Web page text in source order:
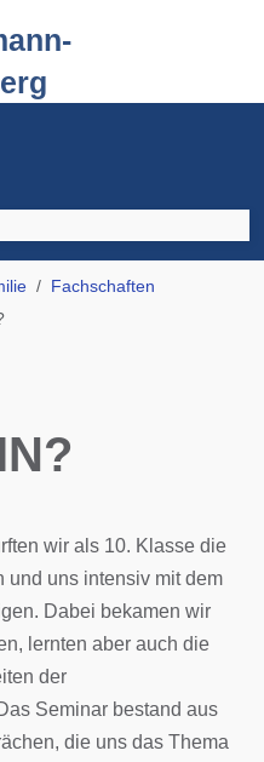
Fachschaften
wir als 10. Klasse die
uns intensiv mit dem
Dabei bekamen wir
lernten aber auch die
der
Seminar bestand aus
die uns das Thema